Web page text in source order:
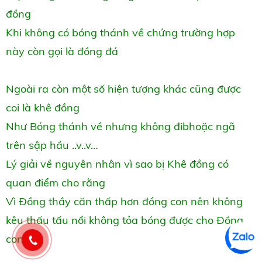
đồng
Khi không có bóng thánh về chứng trường hợp
này còn gọi là đồng đá
Ngoài ra còn một số hiện tượng khác cũng được
coi là khê đồng
Như Bóng thánh về nhưng không đibhoặc ngã
trên sập hầu ..v..v…
Lý giải về nguyên nhân vì sao bị Khê đồng có
quan điểm cho rằng
Vì Đồng thầy căn thấp hơn đồng con nên không
kêu thấu tấu nổi không tỏa bóng được cho Đồng
con